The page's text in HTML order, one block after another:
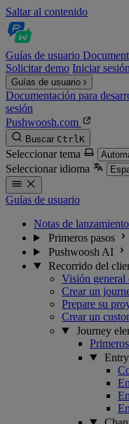
Saltar al contenido
Guías de usuario
Solicitar demo Iniciar sesión
Guías de usuario
Documentación para
sesión
Pushwoosh.com
Buscar CtrlK
Seleccionar tema
Seleccionar idioma
Guías de usuario
Notas de lanzamiento
Primeros pasos
Pushwoosh AI
Recorrido del
Visión general
Crear un
Prepare su
Crear un
Journey